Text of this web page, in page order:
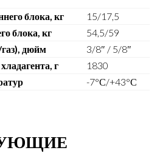
блока, кг
15/17,5
блока, кг
54,5/59
дюйм
3/8″ / 5/8″
г
1830
-7°С/+43°С